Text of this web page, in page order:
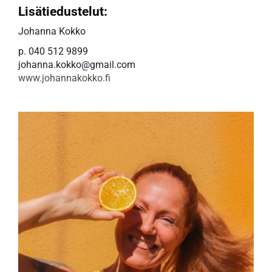
Lisätiedustelut:
Johanna Kokko
p. 040 512 9899
johanna.kokko@gmail.com
www.johannakokko.fi